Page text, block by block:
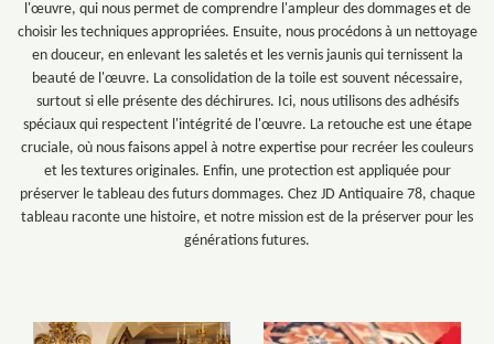
l'œuvre, qui nous permet de comprendre l'ampleur des dommages et de
choisir les techniques appropriées. Ensuite, nous procédons à un nettoyage
en douceur, en enlevant les saletés et les vernis jaunis qui ternissent la
beauté de l'œuvre. La consolidation de la toile est souvent nécessaire,
surtout si elle présente des déchirures. Ici, nous utilisons des adhésifs
spéciaux qui respectent l'intégrité de l'œuvre. La retouche est une étape
cruciale, où nous faisons appel à notre expertise pour recréer les couleurs
et les textures originales. Enfin, une protection est appliquée pour
préserver le tableau des futurs dommages. Chez JD Antiquaire 78, chaque
tableau raconte une histoire, et notre mission est de la préserver pour les
générations futures.